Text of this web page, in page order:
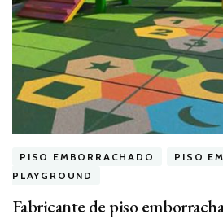
PISO EMBORRACHADO
PISO
PLAYGROUND
Fabricante de piso